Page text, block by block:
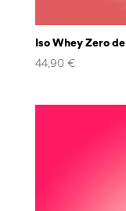
Iso Whey Zero
44,90 €